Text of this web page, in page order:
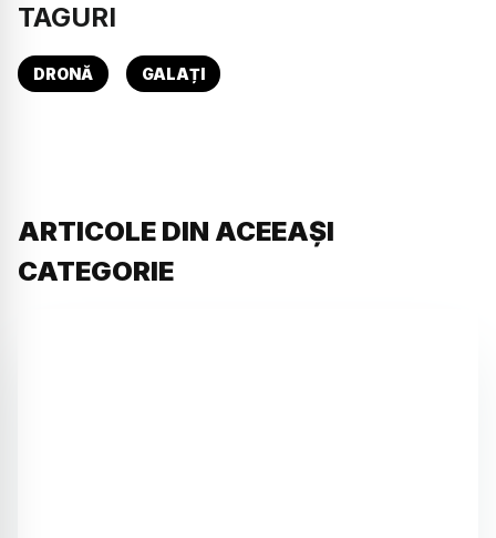
TAGURI
DRONĂ GALAȚI
ARTICOLE DIN ACEEAȘI
CATEGORIE